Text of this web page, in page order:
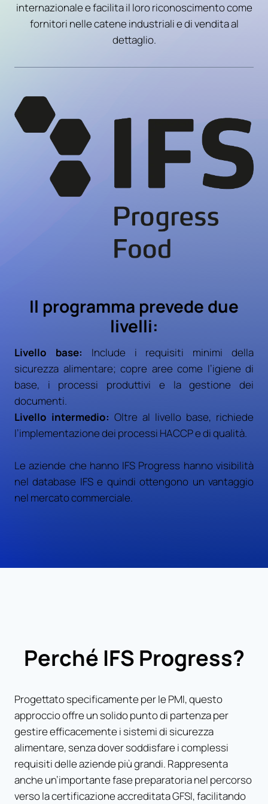
internazionale e facilita il loro riconoscimento come
fornitori nelle catene industriali e di vendita al
dettaglio.
Il programma prevede due
livelli:
Livello base: Include i requisiti minimi della
sicurezza alimentare; copre aree come l’igiene di
base, i processi produttivi e la gestione dei
documenti.
Livello intermedio: Oltre al livello base, richiede
l’implementazione dei processi HACCP e di qualità.
Le aziende che hanno IFS Progress hanno visibilità
nel database IFS e quindi ottengono un vantaggio
nel mercato commerciale.
Perché IFS Progress?
Progettato specificamente per le PMI, questo
approccio offre un solido punto di partenza per
gestire efficacemente i sistemi di sicurezza
alimentare, senza dover soddisfare i complessi
requisiti delle aziende più grandi. Rappresenta
anche un’importante fase preparatoria nel percorso
verso la certificazione accreditata GFSI, facilitando